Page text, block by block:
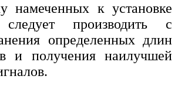
намеченных к установке
следует производить с
определенных длин
и получения наилучшей